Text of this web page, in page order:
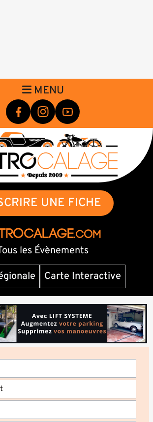
MENU
UNE FICHE
.com
les Évènements
Carte Interactive